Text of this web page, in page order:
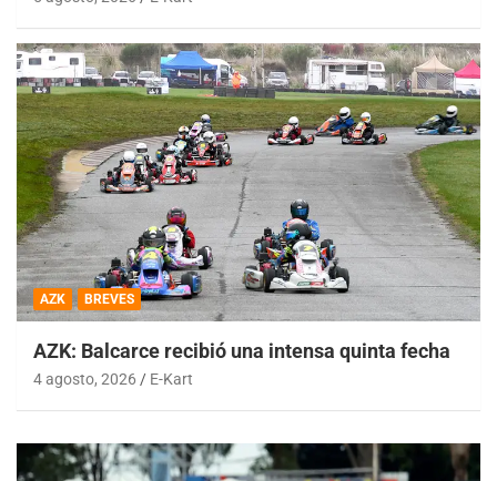
AZK BREVES
AZK: Balcarce recibió una intensa quinta fecha
4 agosto, 2026 E-Kart